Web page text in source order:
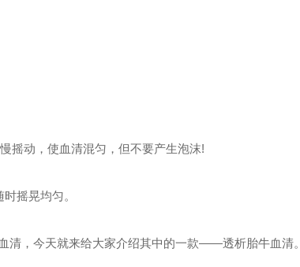
摇动，使血清混匀，但不要产生泡沫!
摇晃均匀。
清，今天就来给大家介绍其中的一款——透析胎牛血清。